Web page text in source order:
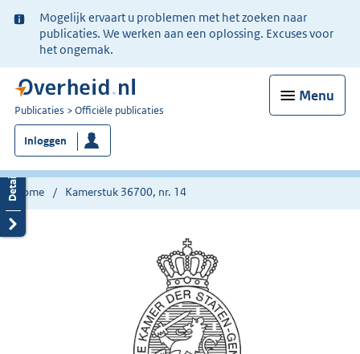
Ter
informatie:
Mogelijk ervaart u problemen met het zoeken naar
publicaties. We werken aan een oplossing. Excuses voor
het ongemak.
Menu
U
bent
nu
hier:
Publicaties Officiële publicaties
Inloggen
Home Kamerstuk 36700, nr. 14